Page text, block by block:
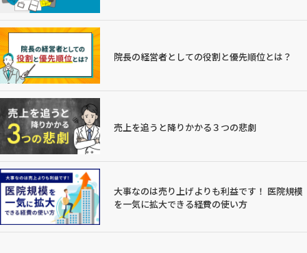
院長の経営者としての役割と優先順位とは？
売上を追うと降りかかる３つの悲劇
大事なのは売り上げよりも利益です！ 医院規模
を一気に拡大できる経費の使い方